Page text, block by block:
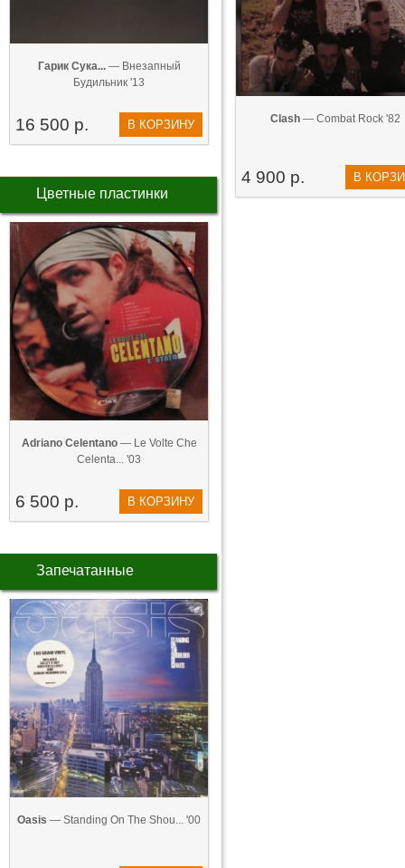
Гарик Сука...— Внезапный
Будильник '13
16 500 р. В КОРЗИНУ
Цветные пластинки
Adriano Celentano— Le Volte Che
Celenta... '03
6 500 р. В КОРЗИНУ
Запечатанные
Oasis — Standing On The Shou... '00
Clash— Combat Rock '82
4 900 р. В